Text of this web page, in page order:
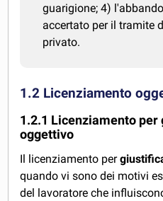
guarigione; 4)
accertato per il tramite
privato.
1.2 Licenziamento
1.2.1 Licenziamento
oggettivo
Il licenziamento per
quando vi sono dei motivi
del lavoratore che